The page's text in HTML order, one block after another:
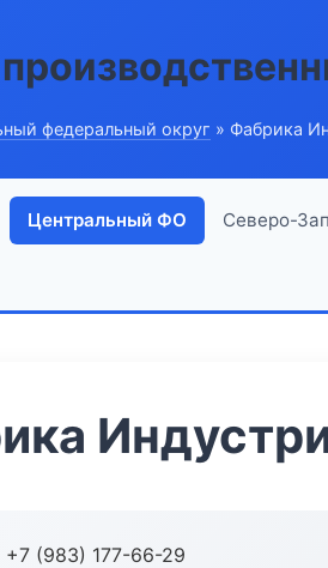
федеральный округ » Фабрика
Центральный ФО Северо-
+7 (983) 177-66-29